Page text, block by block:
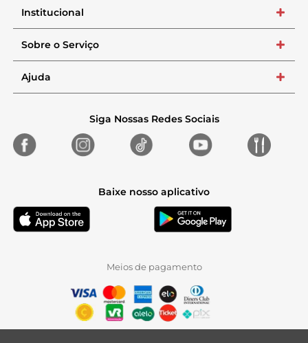
Institucional +
Sobre o Serviço +
Ajuda +
Siga Nossas Redes Sociais
Baixe nosso aplicativo
Meios de pagamento